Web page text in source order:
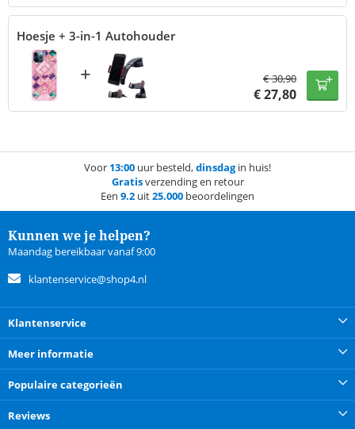
Hoesje + 3-in-1 Autohouder
+ €30,90
€27,80
Voor 13:00 uur besteld,dinsdagin huis!
Gratisverzending en retour
Een 9.2 uit25.000 beoordelingen
Kunnen we je helpen?
Maandag bereikbaar vanaf 9:00
klantenservice@shop4.nl
Klantenservice
Meer informatie
Populaire categorieën
Reviews